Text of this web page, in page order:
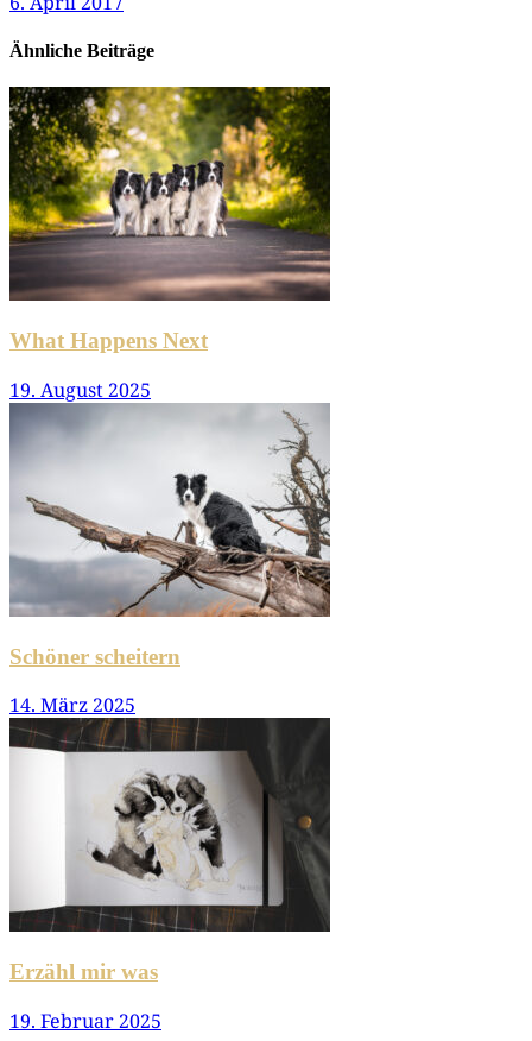
Ähnliche Beiträge
What Happens Next
19. August 2025
Schöner scheitern
14. März 2025
Erzähl mir was
19. Februar 2025